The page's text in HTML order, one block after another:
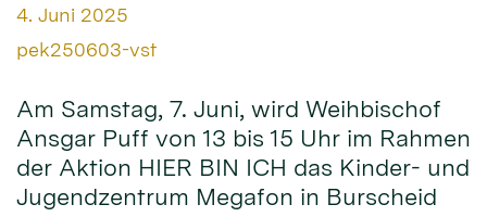
Datum:
4. Juni 2025
Von:
pek250603-vst
Am Samstag, 7. Juni, wird Weihbischof
Ansgar Puff von 13 bis 15 Uhr im Rahmen
der Aktion HIER BIN ICH das Kinder- und
Jugendzentrum Megafon in Burscheid